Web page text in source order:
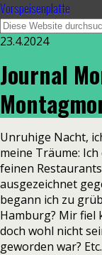
Vorspeisenplatte
23.4.2024
Journal
Unruhige Nacht,
meine Träume:
feinen
ausgezeichnet
begann ich zu
Hamburg? Mir fiel
doch wohl nicht
geworden war?